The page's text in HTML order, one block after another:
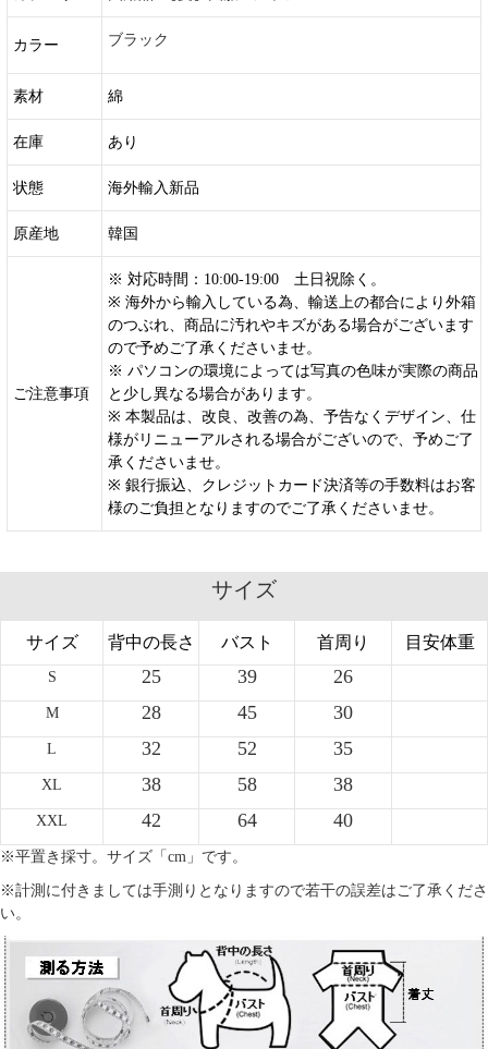
カラー ブラック
素材 綿
在庫 あり
状態 海外輸入新品
原産地 韓国
ご注意事項
※ 対応時間：10:00-19:00 土日祝除く。
※ 海外から輸入している為、輸送上の都合により外箱
のつぶれ、商品に汚れやキズがある場合がございます
ので予めご了承くださいませ。
※ パソコンの環境によっては写真の色味が実際の商品
と少し異なる場合があります。
※ 本製品は、改良、改善の為、予告なくデザイン、仕
様がリニューアルされる場合がございので、予めご了
承くださいませ。
※ 銀行振込、クレジットカード決済等の手数料はお客
様のご負担となりますのでご了承くださいませ。
サイズ
サイズ 背中の長さ バスト 首周り 目安体重
S 25 39 26
M 28 45 30
L 32 52 35
XL 38 58 38
XXL 42 64 40
※平置き採寸。サイズ「cm」です。
※計測に付きましては手測りとなりますので若干の誤差はご了承くださ
い。